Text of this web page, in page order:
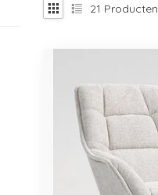
21 Producten